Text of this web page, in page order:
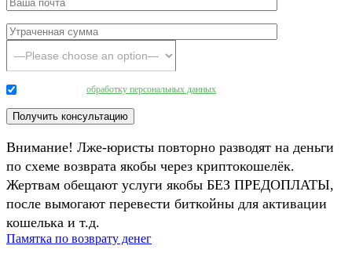
обработку персональных данных
Внимание! Лже-юристы повторно разводят на деньги
по схеме возврата якобы через криптокошелёк.
Жертвам обещают услуги якобы БЕЗ ПРЕДОПЛАТЫ,
после вымогают перевести биткойны для активации
кошелька и т.д.
Памятка по возврату денег